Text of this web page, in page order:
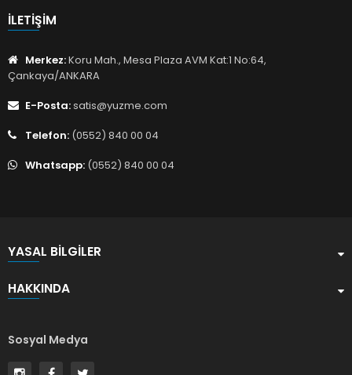
İLETIŞIM
Merkez:Koru Mah., Mesa Plaza AVM Kat:1 No:64,
Çankaya/ANKARA
E-Posta:satis@yuzme.com
Telefon: (0552) 840 00 04
Whatsapp: (0552) 840 00 04
YASAL BILGILER
HAKKINDA
Sosyal Medya